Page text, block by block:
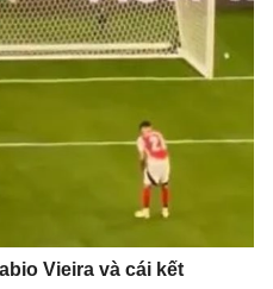
Vieira và cái kết